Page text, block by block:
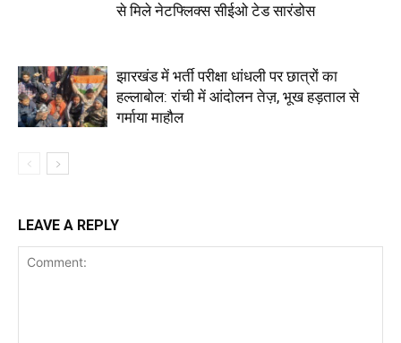
से मिले नेटफ्लिक्स सीईओ टेड सारंडोस
झारखंड में भर्ती परीक्षा धांधली पर छात्रों का
हल्लाबोल: रांची में आंदोलन तेज़, भूख हड़ताल से
गर्माया माहौल
LEAVE A REPLY